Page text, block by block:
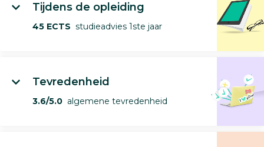
Tijdens de opleiding
45 ECTS studieadvies 1ste jaar
Tevredenheid
3.6/5.0 algemene tevredenheid